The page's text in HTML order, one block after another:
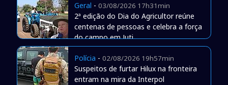
Geral - 03/08/2026 17h31min
2ª edição do Dia do Agricultor reúne
centenas de pessoas e celebra a força
do campo em Juti
Polícia - 02/08/2026 19h57min
Suspeitos de furtar Hilux na fronteira
entram na mira da Interpol